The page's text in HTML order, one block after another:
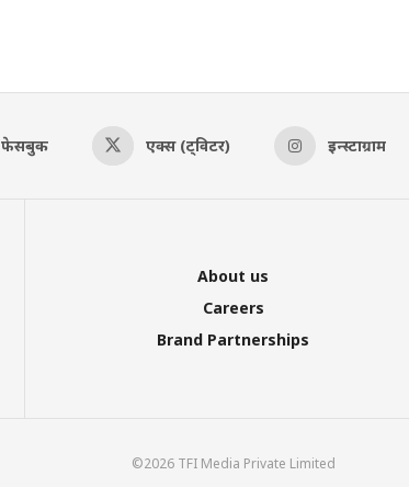
फेसबुक एक्स (ट्विटर) इन्स्टाग्राम
About us
Careers
Brand Partnerships
©2026 TFI Media Private Limited